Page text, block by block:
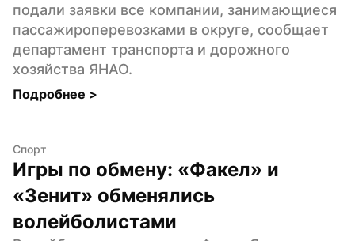
подали заявки все компании, занимающиеся
пассажироперевозками в округе, сообщает
департамент транспорта и дорожного
хозяйства ЯНАО.
Подробнее >
Спорт
Игры по обмену: «Факел» и
«Зенит» обменялись
волейболистами